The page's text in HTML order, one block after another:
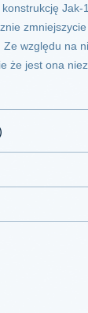
względu na
że jest ona